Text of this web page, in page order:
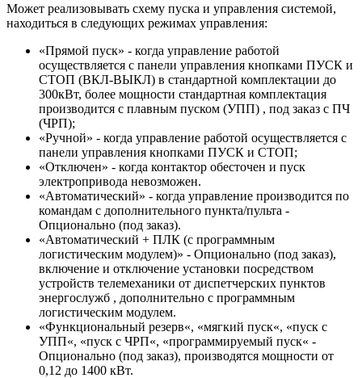
Может реализовывать схему пуска и управления системой,
находиться в следующих режимах управления:
«Прямой пуск» - когда управление работой
осуществляется с панели управления кнопками ПУСК и
СТОП (ВКЛ-ВЫКЛ) в стандартной комплектации до
300кВт, более мощности стандартная комплектация
производится с плавным пуском (УПП) , под заказ с ПЧ
(ЧРП);
«Ручной» - когда управление работой осуществляется с
панели управления кнопками ПУСК и СТОП;
«Отключен» - когда контактор обесточен и пуск
электропривода невозможен.
«Автоматический» - когда управление производится по
командам с дополнительного пункта/пульта -
Опционально (под заказ).
«Автоматический + ПЛК (с программным
логистическим модулем)» - Опционально (под заказ),
включение и отключение установки посредством
устройств телемеханики от диспетчерских пунктов
энергослужб , дополнительно с программным
логистическим модулем.
«Функциональный резерв«, «мягкий пуск«, «пуск с
УПП«, «пуск с ЧРП«, «программируемый пуск« -
Опционально (под заказ), производятся мощности от
0,12 до 1400 кВт.